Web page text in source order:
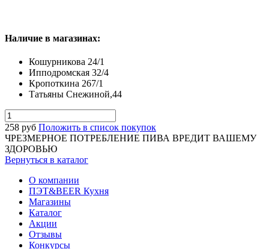
Наличие в магазинах:
Кошурникова 24/1
Ипподромская 32/4
Кропоткина 267/1
Татьяны Снежиной,44
258 руб Положить в список покупок
ЧРЕЗМЕРНОЕ ПОТРЕБЛЕНИЕ ПИВА ВРЕДИТ ВАШЕМУ
ЗДОРОВЬЮ
Вернуться в каталог
О компании
ПЭТ&BEER Кухня
Магазины
Каталог
Акции
Отзывы
Конкурсы